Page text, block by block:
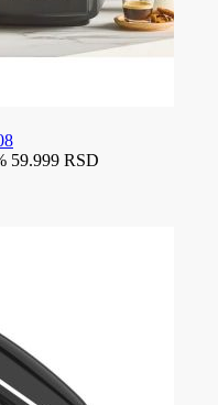
59.999 RSD